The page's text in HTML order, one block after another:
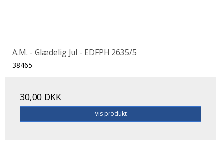
A.M. - Glædelig Jul - EDFPH 2635/5
38465
30,00 DKK
Vis produkt